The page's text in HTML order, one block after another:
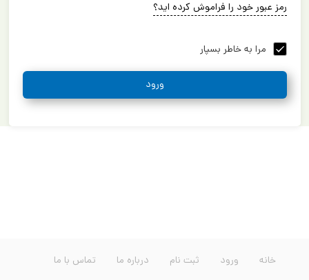
رمز عبور خود را فراموش کرده اید؟
مرا به خاطر بسپار
ورود
خانه ورود ثبت نام درباره ما تماس با ما